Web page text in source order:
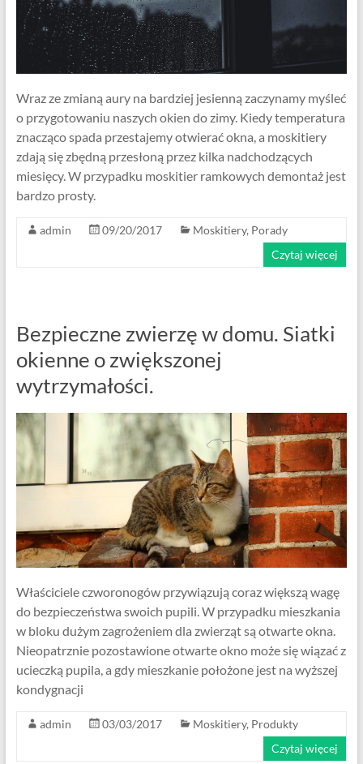
Wraz ze zmianą aury na bardziej jesienną zaczynamy myśleć
o przygotowaniu naszych okien do zimy. Kiedy temperatura
znacząco spada przestajemy otwierać okna, a moskitiery
zdają się zbędną przesłoną przez kilka nadchodzących
miesięcy. W przypadku moskitier ramkowych demontaż jest
bardzo prosty.
admin 09/20/2017 Moskitiery, Porady
Czytaj więcej
Bezpieczne zwierzę w domu. Siatki
okienne o zwiększonej
wytrzymałości.
Właściciele czworonogów przywiązują coraz większą wagę
do bezpieczeństwa swoich pupili. W przypadku mieszkania
w bloku dużym zagrożeniem dla zwierząt są otwarte okna.
Nieopatrznie pozostawione otwarte okno może się wiązać z
ucieczką pupila, a gdy mieszkanie położone jest na wyższej
kondygnacji
admin 03/03/2017 Moskitiery, Produkty
Czytaj więcej